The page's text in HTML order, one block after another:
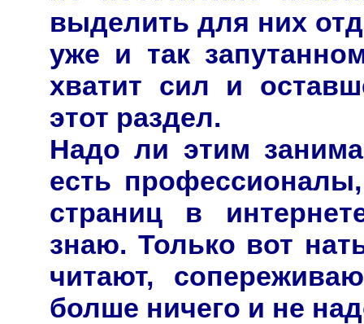
выделить для них
уже и так
хватит сил и
этот раздел.
Надо ли этим
есть
страниц в
знаю. Только вот
читают,
болше ничего и не